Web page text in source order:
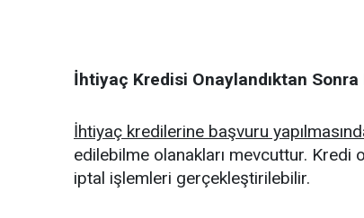
İhtiyaç Kredisi Onaylandıktan
İhtiyaç kredilerine başvuru
edilebilme olanakları mevcuttur. Kredi
iptal işlemleri gerçekleştirilebilir.